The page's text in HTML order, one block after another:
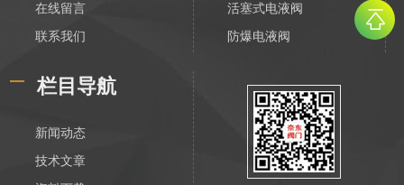
在线留言
联系我们
活塞式电液阀
防爆电液阀
装车数字控制阀
不锈钢活塞式电液阀
V788活塞式电液阀
膜片式电液阀
栏目导航
新闻动态
技术文章